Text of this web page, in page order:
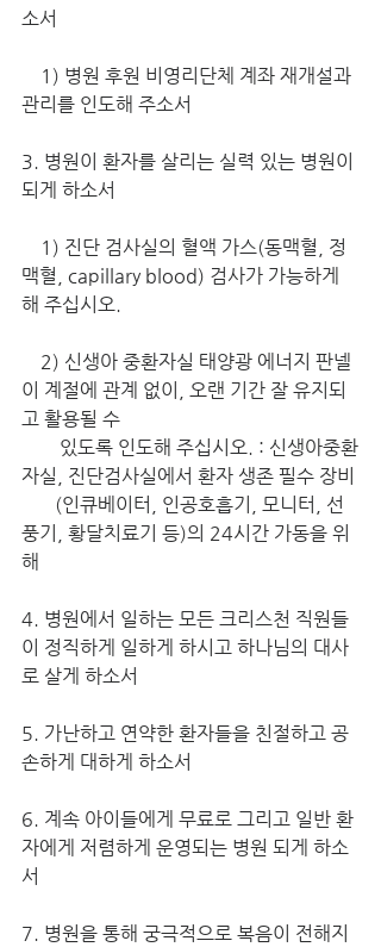
소서
관리를 인도해 주소서
3. 병원이 환자를 살리는 실력 있는 병원이
되게 하소서
   1) 진단 검사실의 혈액 가스(동맥혈, 정
맥혈, capillary blood) 검사가 가능하게
해 주십시오.
이 계절에 관계 없이, 오랜 기간 잘 유지되
고 활용될 수
자실, 진단검사실에서 환자 생존 필수 장비
풍기, 황달치료기 등)의 24시간 가동을 위
해
4. 병원에서 일하는 모든 크리스천 직원들
이 정직하게 일하게 하시고 하나님의 대사
로 살게 하소서
5. 가난하고 연약한 환자들을 친절하고 공
손하게 대하게 하소서
6. 계속 아이들에게 무료로 그리고 일반 환
자에게 저렴하게 운영되는 병원 되게 하소
서
7. 병원을 통해 궁극적으로 복음이 전해지